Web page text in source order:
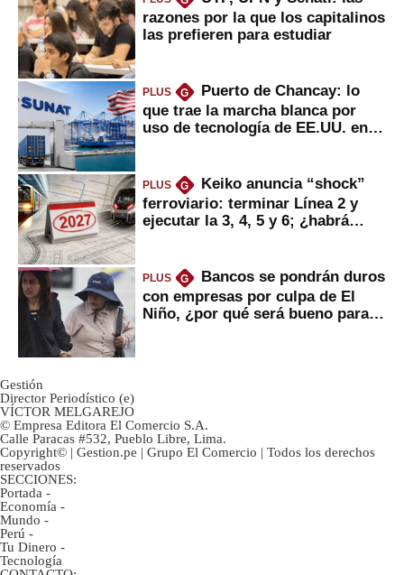
razones por la que los capitalinos
las prefieren para estudiar
PLUS G
Puerto de Chancay: lo
que trae la marcha blanca por
uso de tecnología de EE.UU. en
PLUS G
Keiko anuncia “shock”
ferroviario: terminar Línea 2 y
ejecutar la 3, 4, 5 y 6; ¿habrá
PLUS G
Bancos se pondrán duros
con empresas por culpa de El
Niño, ¿por qué será bueno para
Gestión
Director Periodístico (e)
VÍCTOR MELGAREJO
© Empresa Editora El Comercio S.A.
Calle Paracas #532, Pueblo Libre, Lima.
Copyright© | Gestion.pe | Grupo El Comercio | Todos los derechos
reservados
SECCIONES:
Portada -
Economía -
Mundo -
Perú -
Tu Dinero -
Tecnología